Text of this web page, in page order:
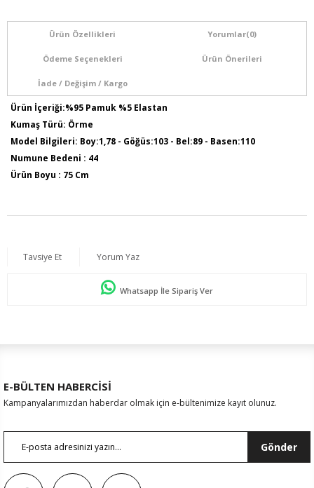
Ürün Özellikleri Yorumlar(0)
Ödeme Seçenekleri Ürün Önerileri
İade / Değişim / Kargo
Ürün İçeriği:%95 Pamuk %5 Elastan
Kumaş Türü: Örme
Model Bilgileri: Boy:1,78 - Göğüs:103 - Bel:89 - Basen:110
Numune Bedeni : 44
Ürün Boyu : 75 Cm
Tavsiye Et Yorum Yaz
Whatsapp İle Sipariş Ver
E-BÜLTEN HABERCİSİ
Kampanyalarımızdan haberdar olmak için e-bültenimize kayıt olunuz.
Gönder